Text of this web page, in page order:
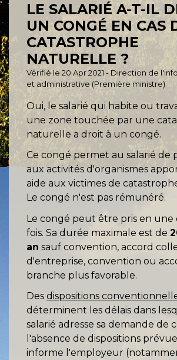
LE SALARIÉ A-T-IL
UN CONGÉ EN CAS
CATASTROPHE
NATURELLE ?
Vérifié le 20 Apr 2021 - Direction de
et administrative (Première ministre)
Oui, le salarié qui habite ou
une zone touchée par une
naturelle a droit à un congé.
Ce congé permet au salarié de
aux activités d'organismes
aide aux victimes de
Le congé n'est pas rémunéré.
Le congé peut être pris en une
fois. Sa durée maximale est de
an sauf convention, accord
d'entreprise, convention ou
branche plus favorable.
Des dispositions
déterminent les délais dans
salarié adresse sa demande de
l'absence de dispositions
informe l'employeur